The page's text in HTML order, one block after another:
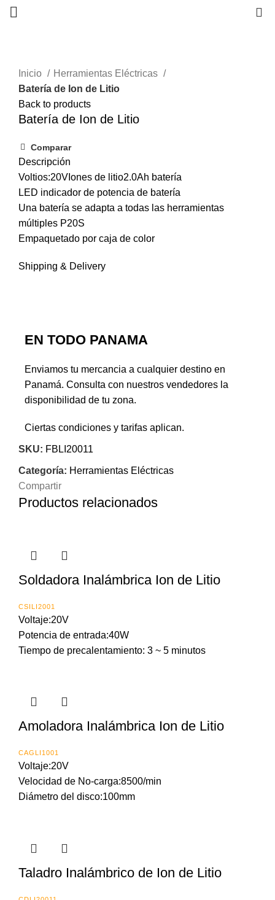
Inicio
Herramientas Eléctricas
Batería de Ion de Litio
Back to products
Batería de Ion de Litio
Comparar
Descripción
Voltios:20VIones de litio2.0Ah batería
LED indicador de potencia de batería
Una batería se adapta a todas las herramientas
múltiples P20S
Empaquetado por caja de color
Shipping & Delivery
EN TODO PANAMA
Enviamos tu mercancia a cualquier destino en
Panamá. Consulta con nuestros vendedores la
disponibilidad de tu zona.
Ciertas condiciones y tarifas aplican.
SKU: FBLI20011
Categoría: Herramientas Eléctricas
Compartir
Productos relacionados
Soldadora Inalámbrica Ion de Litio
CSILI2001
Voltaje:20V
Potencia de entrada:40W
Tiempo de precalentamiento: 3 ~ 5 minutos
Amoladora Inalámbrica Ion de Litio
CAGLI1001
Voltaje:20V
Velocidad de No-carga:8500/min
Diámetro del disco:100mm
Taladro Inalámbrico de Ion de Litio